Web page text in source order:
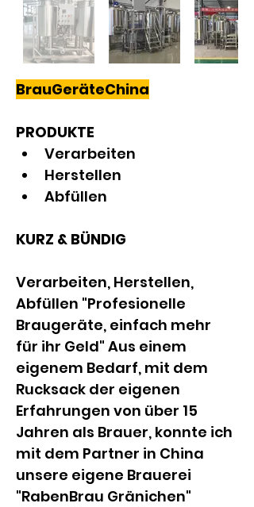
BrauGeräteChina
PRODUKTE
Verarbeiten
Herstellen
Abfüllen
KURZ & BÜNDIG
Verarbeiten, Herstellen,
Abfüllen "Profesionelle
Braugeräte, einfach mehr
für ihr Geld" Aus einem
eigenem Bedarf, mit dem
Rucksack der eigenen
Erfahrungen von über 15
Jahren als Brauer, konnte ich
mit dem Partner in China
unsere eigene Brauerei
"RabenBrau Gränichen"